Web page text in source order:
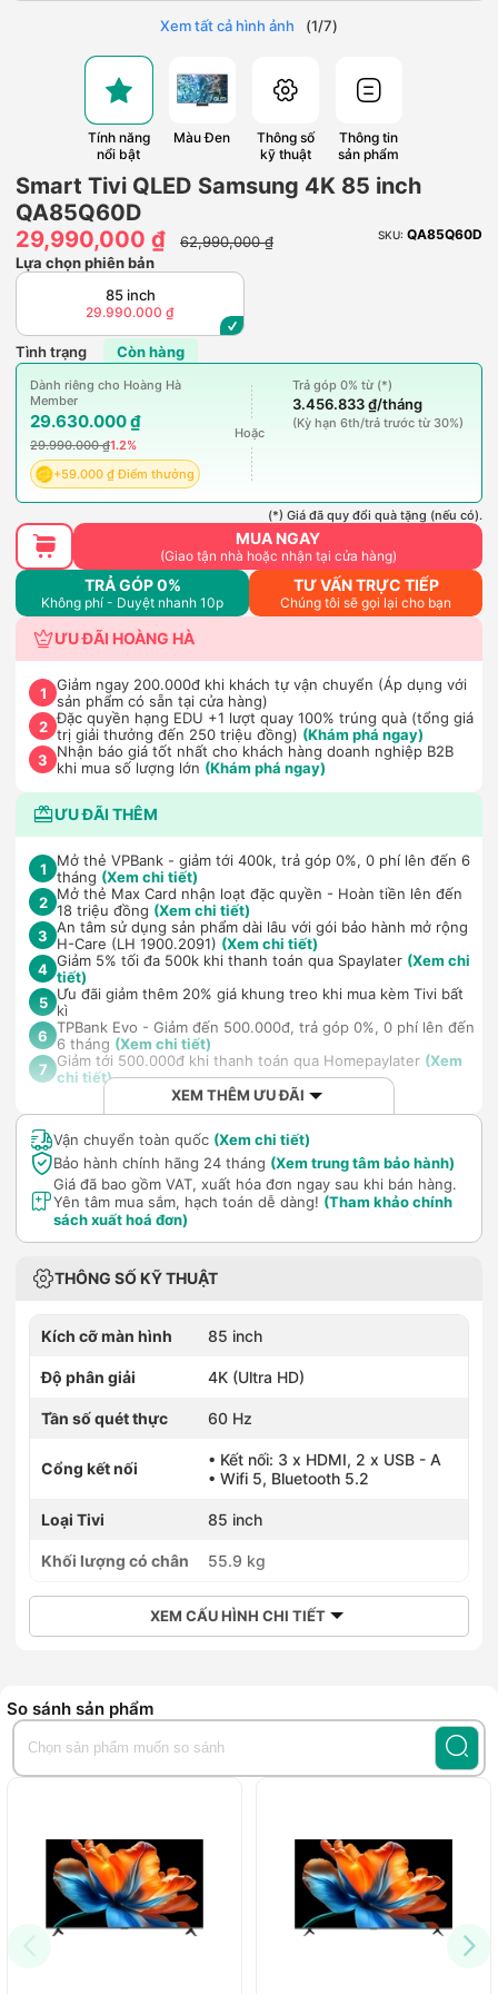
Xem tất cả hình ảnh (1/7)
Tính năng
nổi bật
Màu Đen
Thông số
kỹ thuật
Thông tin
sản phẩm
Smart Tivi QLED Samsung 4K 85 inch
QA85Q60D
29,990,000 ₫
62,990,000 ₫ SKU: QA85Q60D
Lựa chọn phiên bản
85 inch
29.990.000 ₫
Tình trạng Còn hàng
Dành riêng cho Hoàng Hà
Member
29.630.000 ₫
29.990.000 ₫1.2%
+59.000 ₫ Điểm thưởng
Hoặc
Trả góp 0% từ (*)
3.456.833 ₫/tháng
(Kỳ hạn 6th/trả trước từ 30%)
(*) Giá đã quy đổi quà tặng (nếu có).
MUA NGAY
(Giao tận nhà hoặc nhận tại cửa hàng)
TRẢ GÓP 0%
Không phí - Duyệt nhanh 10p
TƯ VẤN TRỰC TIẾP
Chúng tôi sẽ gọi lại cho bạn
ƯU ĐÃI HOÀNG HÀ
1
Giảm ngay 200.000đ khi khách tự vận chuyển (Áp dụng với
sản phẩm có sẵn tại cửa hàng)
2 Đặc quyền hạng EDU +1 lượt quay 100% trúng quà (tổng giá
trị giải thưởng đến 250 triệu đồng) (Khám phá ngay)
3
Nhận báo giá tốt nhất cho khách hàng doanh nghiệp B2B
khi mua số lượng lớn (Khám phá ngay)
ƯU ĐÃI THÊM
1
Mở thẻ VPBank - giảm tới 400k, trả góp 0%, 0 phí lên đến 6
tháng (Xem chi tiết)
2 Mở thẻ Max Card nhận loạt đặc quyền - Hoàn tiền lên đến
18 triệu đồng (Xem chi tiết)
3 An tâm sử dụng sản phẩm dài lâu với gói bảo hành mở rộng
H-Care (LH 1900.2091) (Xem chi tiết)
4 Giảm 5% tối đa 500k khi thanh toán qua Spaylater (Xem chi
tiết)
5 Ưu đãi giảm thêm 20% giá khung treo khi mua kèm Tivi bất
kì
6 TPBank Evo - Giảm đến 500.000đ, trả góp 0%, 0 phí lên đến
6 tháng (Xem chi tiết)
7
Giảm tới 500.000đ khi thanh toán qua Homepaylater (Xem
chi tiết)
XEM THÊM ƯU ĐÃI
Vận chuyển toàn quốc (Xem chi tiết)
Bảo hành chính hãng 24 tháng (Xem trung tâm bảo hành)
Giá đã bao gồm VAT, xuất hóa đơn ngay sau khi bán hàng.
Yên tâm mua sắm, hạch toán dễ dàng! (Tham khảo chính
sách xuất hoá đơn)
THÔNG SỐ KỸ THUẬT
Kích cỡ màn hình 85 inch
Độ phân giải 4K (Ultra HD)
Tần số quét thực 60 Hz
Cổng kết nối
• Kết nối: 3 x HDMI, 2 x USB - A
• Wifi 5, Bluetooth 5.2
Loại Tivi 85 inch
Khối lượng có chân 55.9 kg
XEM CẤU HÌNH CHI TIẾT
So sánh sản phẩm